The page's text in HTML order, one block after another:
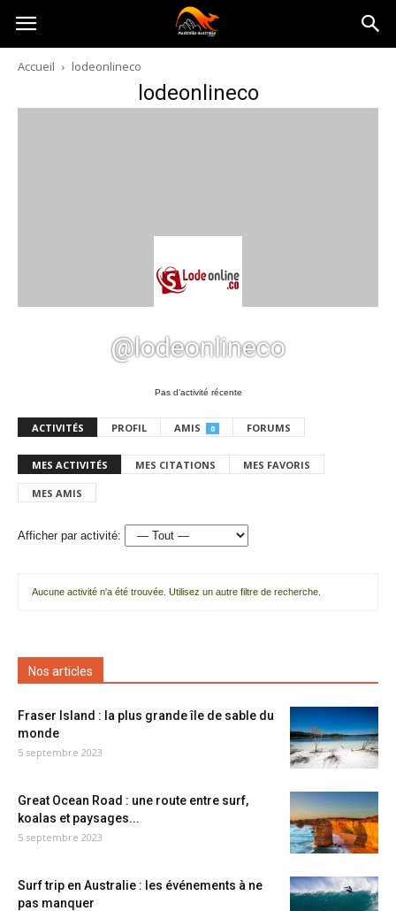
Australia-
australie.com
Accueil lodeonlineco
lodeonlineco
@lodeonlineco
Pas d’activité récente
ACTIVITÉS PROFIL AMIS 0 FORUMS
MES ACTIVITÉS MES CITATIONS MES FAVORIS
MES AMIS
Afficher par activité:
Aucune activité n'a été trouvée. Utilisez un autre filtre de recherche.
Nos articles
Fraser Island : la plus grande île de sable du
monde
5 septembre 2023
Great Ocean Road : une route entre surf,
koalas et paysages...
5 septembre 2023
Surf trip en Australie : les événements à ne
pas manquer